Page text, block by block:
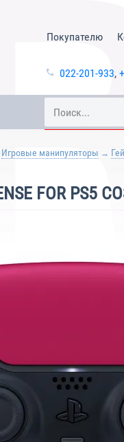
Покупателю
022-201-933,
Игровые манипуляторы
FOR PS5